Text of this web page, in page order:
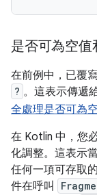
是否可為空值
在前例中，已覆
? 。這表示傳遞
全處理是否可為
在 Kotlin 中，您
化調整。這表示
任何一項可存取
件在呼叫